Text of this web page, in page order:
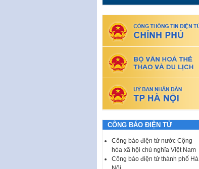
CÔNG BÁO ĐIỆN TỬ
Công báo điện tử nước Cộng
hòa xã hội chủ nghĩa Việt Nam
Công báo điện tử thành phố Hà